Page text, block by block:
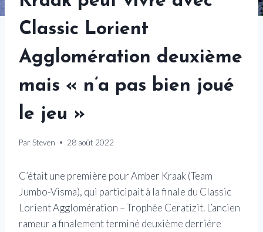
Classic Lorient
Agglomération deuxième
mais « n’a pas bien joué
le jeu »
Par Steven 28 août 2022
C’était une première pour Amber Kraak (Team
Jumbo-Visma), qui participait à la finale du Classic
Lorient Agglomération – Trophée Ceratizit. L’ancien
rameur a finalement terminé deuxième derrière